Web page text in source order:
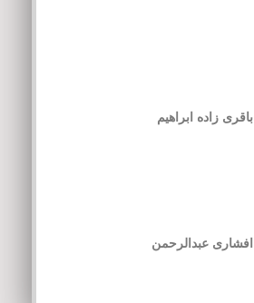
باقری زاده ابراهیم
افشاری عبدالرحمن